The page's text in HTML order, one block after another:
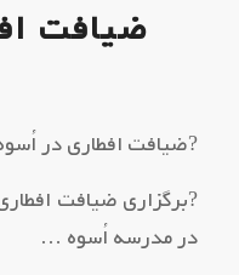
ضیافت
?ضیافت افطاری در
?برگزاری ضیافت
در مدرسه اُسوه …